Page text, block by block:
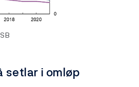
setlar i omløp